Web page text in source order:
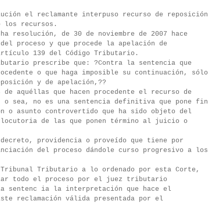
el reclamante interpuso recurso de reposición
los recursos.
resolución, de 30 de noviembre de 2007 hace
proceso y que procede la apelación de
139 del Código Tributario.
prescribe que: ?Contra la sentencia que
o que haga imposible su continuación, sólo
y de apelación,??
aquéllas que hacen procedente el recurso de
sea, no es una sentencia definitiva que pone fin
asunto controvertido que ha sido objeto del
de las que ponen término al juicio o
providencia o proveído que tiene por
del proceso dándole curso progresivo a los
Tribunal Tributario a lo ordenado por esta Corte,
todo el proceso por el juez tributario
sentenc ia la interpretación que hace el
reclamación válida presentada por el